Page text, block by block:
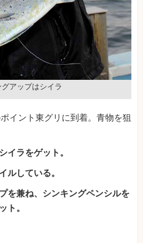
アップはシイラ
イント東グリに到着。青物を狙
イラをゲット。
ルしている。
を兼ね、シンキングペンシルを
ト。